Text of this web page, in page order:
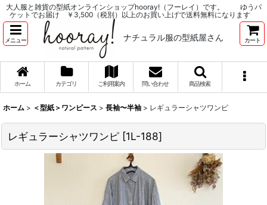
大人服と雑貨の型紙オンラインショップhooray!（フーレイ）です。 ゆうパ
ケットでお届け ￥3,500（税別）以上のお買い上げで送料無料になります
メニュー ナチュラル服の型紙屋さん カート
ホーム カテゴリ ご利用案内 問い合わせ 商品検索
ホーム > ＜型紙＞ワンピース > 長袖〜半袖 > レギュラーシャツワンピ
レギュラーシャツワンピ [1L-188]